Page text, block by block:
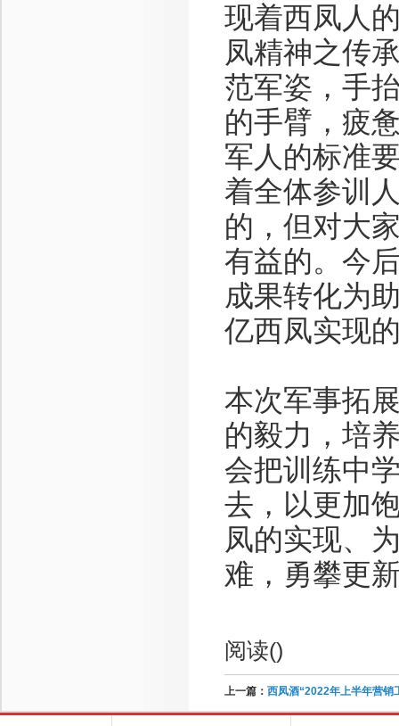
现着西凤人
凤精神之传
范军姿，手
的手臂，疲
军人的标准
着全体参训
的，但对大
有益的。今
成果转化为
亿西凤实现
本次军事拓
的毅力，培
会把训练中
去，以更加
凤的实现、
难，勇攀更
阅读()
上一篇： 西凤酒“2022年上半年营销